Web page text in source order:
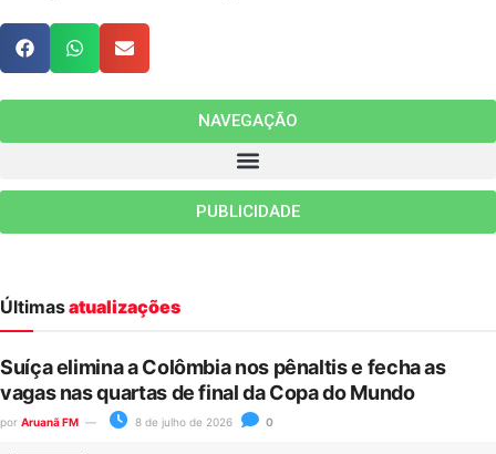
NAVEGAÇÃO
PUBLICIDADE
Últimasatualizações
Suíça elimina a Colômbia nos pênaltis e fecha as
vagas nas quartas de final da Copa do Mundo
por Aruanã FM 8 de julho de 2026 0